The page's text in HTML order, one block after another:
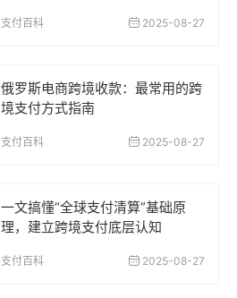
支付百科 2025-08-27
俄罗斯电商跨境收款：最常用的跨
境支付方式指南
支付百科 2025-08-27
一文搞懂“全球支付清算”基础原
理，建立跨境支付底层认知
支付百科 2025-08-27